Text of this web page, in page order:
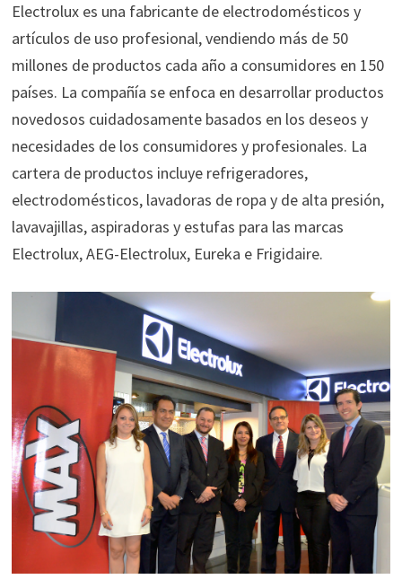
Electrolux es una fabricante de electrodomésticos y
artículos de uso profesional, vendiendo más de 50
millones de productos cada año a consumidores en 150
países. La compañía se enfoca en desarrollar productos
novedosos cuidadosamente basados en los deseos y
necesidades de los consumidores y profesionales. La
cartera de productos incluye refrigeradores,
electrodomésticos, lavadoras de ropa y de alta presión,
lavavajillas, aspiradoras y estufas para las marcas
Electrolux, AEG-Electrolux, Eureka e Frigidaire.